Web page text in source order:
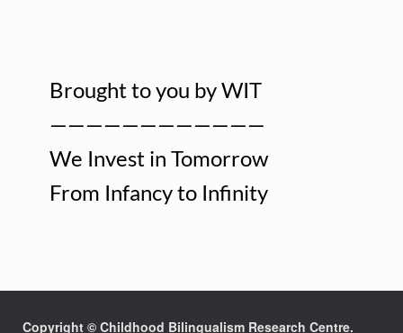
Brought to you by WIT
————————————
We Invest in Tomorrow
From Infancy to Infinity
Copyright © Childhood Bilingualism Research Centre.